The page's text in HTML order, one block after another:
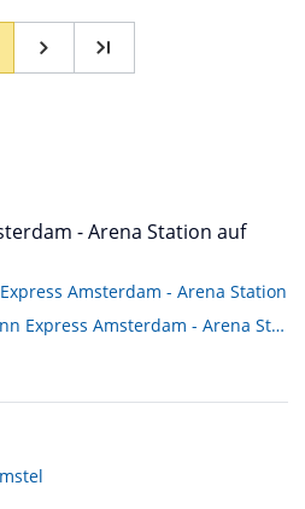
- Arena Station auf
Amsterdam - Arena Station
Bewertungen von Holiday Inn Express Amsterdam - Arena Station